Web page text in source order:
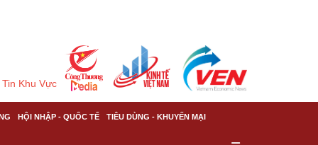
Tin Khu Vực
HỘI NHẬP - QUỐC TẾ TIÊU DÙNG - KHUYẾN MẠI